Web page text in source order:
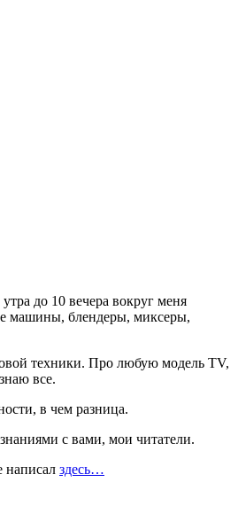
до 10 вечера вокруг меня
машины, блендеры, миксеры,
техники. Про любую модель TV,
все.
в чем разница.
с вами, мои читатели.
написал здесь…